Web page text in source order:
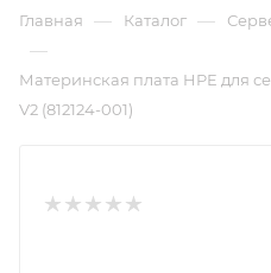
Главная — Каталог —
—
Материнская плата HPE для
V2 (812124-001)